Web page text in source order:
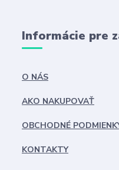
Informácie pre
O NÁS
AKO NAKUPOVAŤ
OBCHODNÉ
KONTAKTY